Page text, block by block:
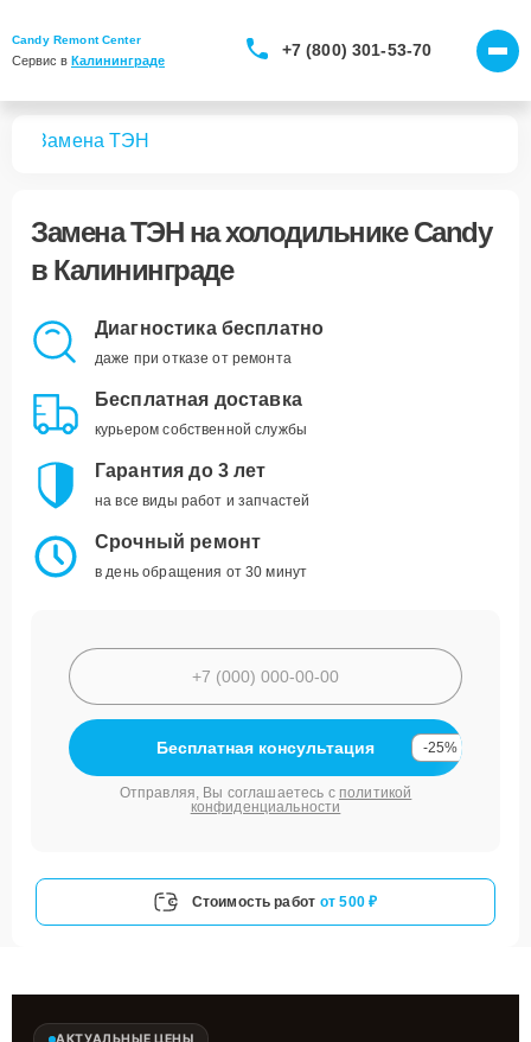
Candy Remont Center
Сервис в Калининграде
+7 (800) 301-53-70
Замена ТЭН
Замена ТЭНна холодильнике Candy
в Калининграде
Диагностика бесплатно
даже при отказе от ремонта
Бесплатная доставка
курьером собственной службы
Гарантия до 3 лет
на все виды работ и запчастей
Срочный ремонт
в день обращения от 30 минут
Бесплатная консультация -25%
Отправляя, Вы соглашаетесь с политикой
конфиденциальности
Стоимость работ от 500 ₽